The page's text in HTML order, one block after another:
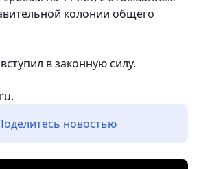
колонии общего
в законную силу.
новостью